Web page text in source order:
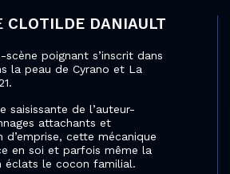
CLOTILDE DANIAULT
poignant s’inscrit dans
la peau de Cyrano et La
saisissante de l’auteur-
attachants et
cette mécanique
en soi et parfois même la
éclats le cocon familial.